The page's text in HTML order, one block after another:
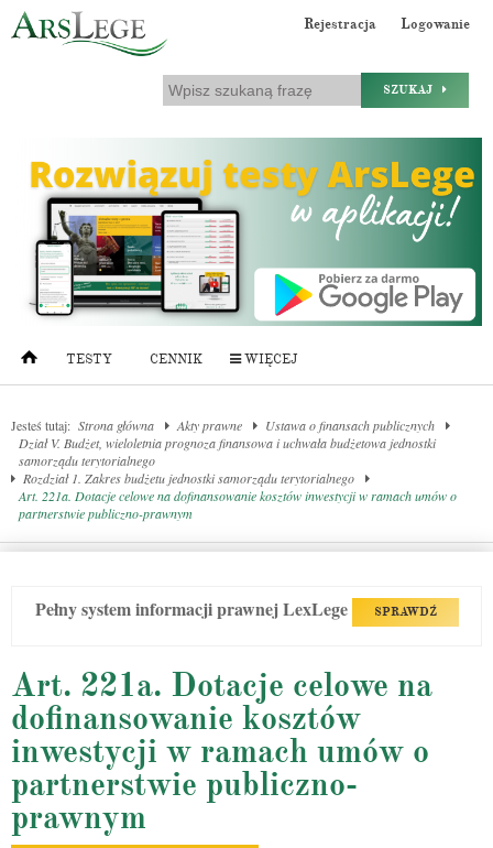
Rejestracja Logowanie
SZUKAJ
TESTY CENNIK WIĘCEJ
Jesteś tutaj: Strona główna Akty prawne
Ustawa o finansach publicznych
Dział V. Budżet, wieloletnia prognoza finansowa i uchwała budżetowa jednostki
samorządu terytorialnego
Rozdział 1. Zakres budżetu jednostki samorządu terytorialnego
Art. 221a. Dotacje celowe na dofinansowanie kosztów inwestycji w ramach umów o
partnerstwie publiczno-prawnym
Pełny system informacji prawnej LexLege SPRAWDŹ
Art. 221a. Dotacje celowe na
dofinansowanie kosztów
inwestycji w ramach umów o
partnerstwie publiczno-
prawnym